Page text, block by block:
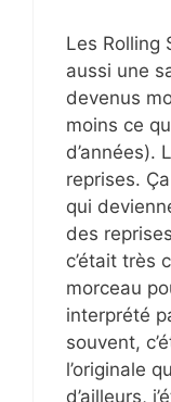
Les Rolling
aussi une
devenus
moins ce
d’années).
reprises.
qui
des
c’était très
morceau
interprété
souvent,
l’originale
d’ailleurs,